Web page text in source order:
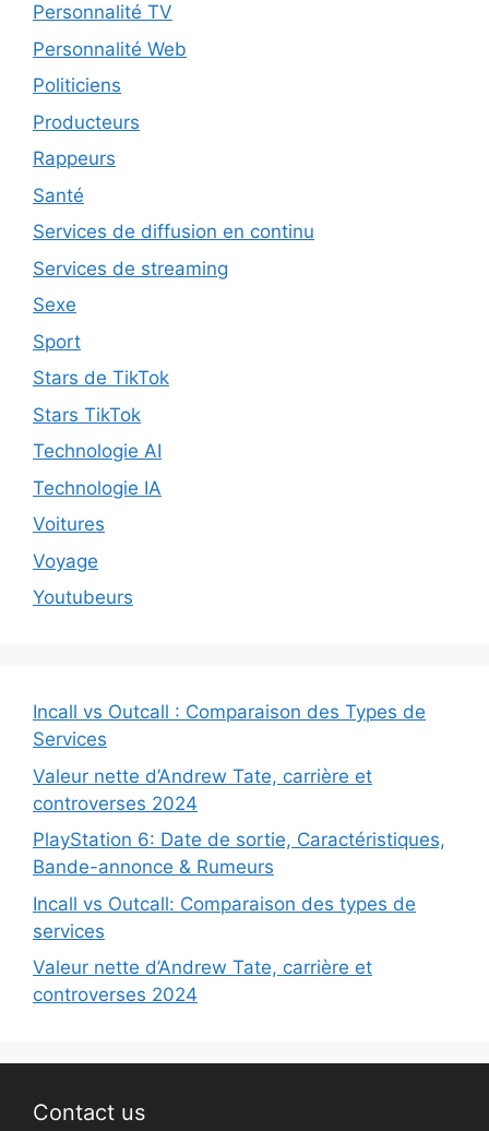
Personnalité TV
Personnalité Web
Politiciens
Producteurs
Rappeurs
Santé
Services de diffusion en continu
Services de streaming
Sexe
Sport
Stars de TikTok
Stars TikTok
Technologie AI
Technologie IA
Voitures
Voyage
Youtubeurs
Incall vs Outcall : Comparaison des Types de
Services
Valeur nette d’Andrew Tate, carrière et
controverses 2024
PlayStation 6: Date de sortie, Caractéristiques,
Bande-annonce & Rumeurs
Incall vs Outcall: Comparaison des types de
services
Valeur nette d’Andrew Tate, carrière et
controverses 2024
Contact us